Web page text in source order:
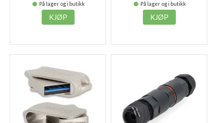
På lager og i butikk
KJØP
På lager og i butikk
KJØP